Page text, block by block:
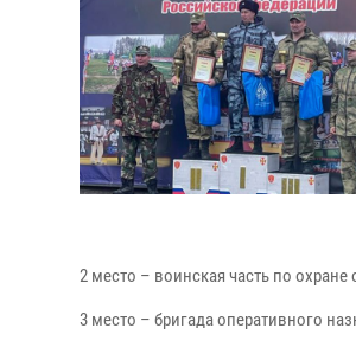
2 место – воинская часть по
3 место – бригада оперативного